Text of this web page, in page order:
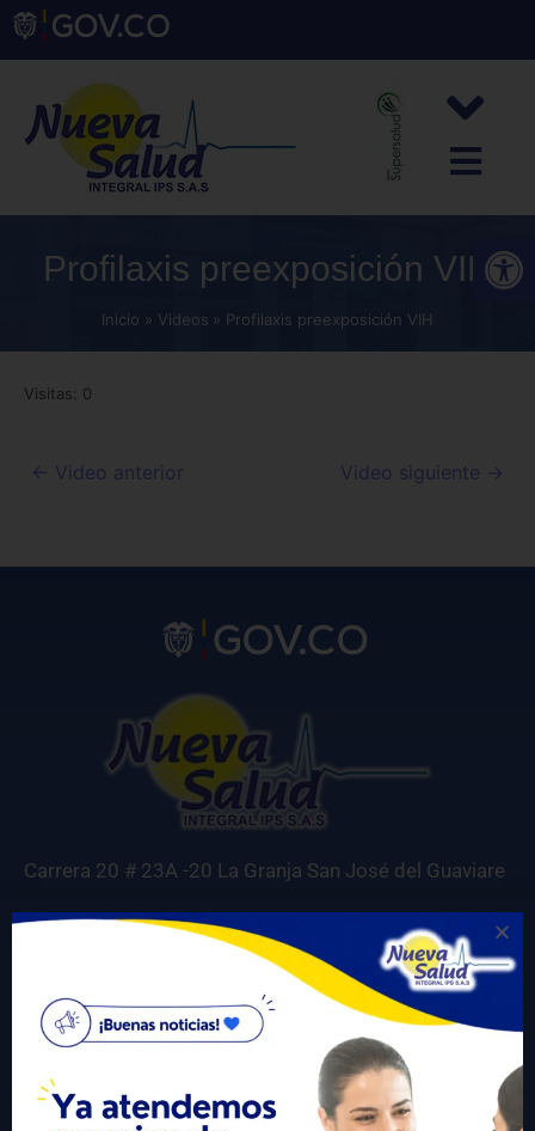
Profilaxis preexposición VIH
Inicio Videos Profilaxis preexposición VIH
Visitas: 0
← Video anterior Video siguiente →
Carrera 20 # 23A -20 La Granja San José del Guaviare
Correo electrónico para notificaciones judiciales:
gerencia@nuevasaludips.com
+57 310 6246977
Visitante #